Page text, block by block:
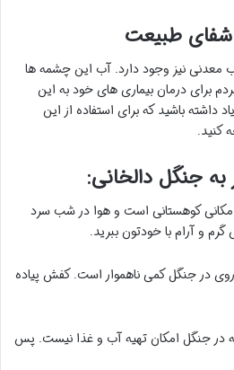
طبیعت
معدنی نیز وجود دارد. آب این چشمه ها
برای درمان بیماری های خود به این
باشید که برای استفاده از این
کنید.
جنگل دالخانی:
مکانی کوهستانی است و هوا در شب سرد
و آرام با خودتون ببرید.
در جنگل کمی ناهموار است. کفش پیاده
که در جنگل امکان تهیه آب و غذا نیست. پس